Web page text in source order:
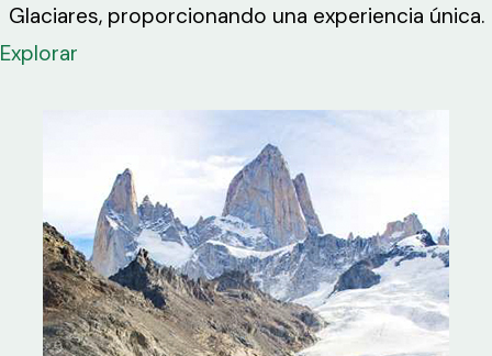
Glaciares, proporcionando una experiencia única.
Explorar